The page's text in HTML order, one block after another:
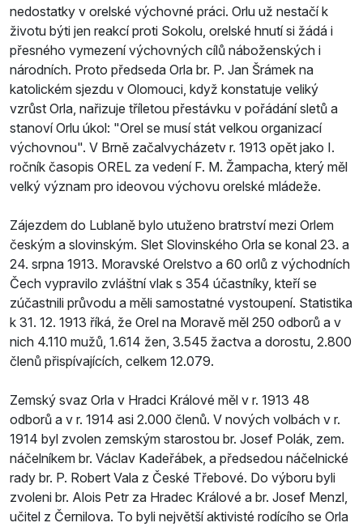
nedostatky v orelské výchovné práci. Orlu už nestačí k
životu býti jen reakcí proti Sokolu, orelské hnutí si žádá i
přesného vymezení výchovných cílů náboženských i
národních. Proto předseda Orla br. P. Jan Šrámek na
katolickém sjezdu v Olomouci, když konstatuje veliký
vzrůst Orla, nařizuje tříletou přestávku v pořádání sletů a
stanoví Orlu úkol: "Orel se musí stát velkou organizací
výchovnou". V Brně začalvycházetv r. 1913 opět jako I.
ročník časopis OREL za vedení F. M. Žampacha, který měl
velký význam pro ideovou výchovu orelské mládeže.
Zájezdem do Lublaně bylo utuženo bratrství mezi Orlem
českým a slovinským. Slet Slovinského Orla se konal 23. a
24. srpna 1913. Moravské Orelstvo a 60 orlů z východních
Čech vypravilo zvláštní vlak s 354 účastníky, kteří se
zúčastnili průvodu a měli samostatné vystoupení. Statistika
k 31. 12. 1913 říká, že Orel na Moravě měl 250 odborů a v
nich 4.110 mužů, 1.614 žen, 3.545 žactva a dorostu, 2.800
členů přispívajících, celkem 12.079.
Zemský svaz Orla v Hradci Králové měl v r. 1913 48
odborů a v r. 1914 asi 2.000 členů. V nových volbách v r.
1914 byl zvolen zemským starostou br. Josef Polák, zem.
náčelníkem br. Václav Kadeřábek, a předsedou náčelnické
rady br. P. Robert Vala z České Třebové. Do výboru byli
zvoleni br. Alois Petr za Hradec Králové a br. Josef Menzl,
učitel z Černilova. To byli největší aktivisté rodícího se Orla